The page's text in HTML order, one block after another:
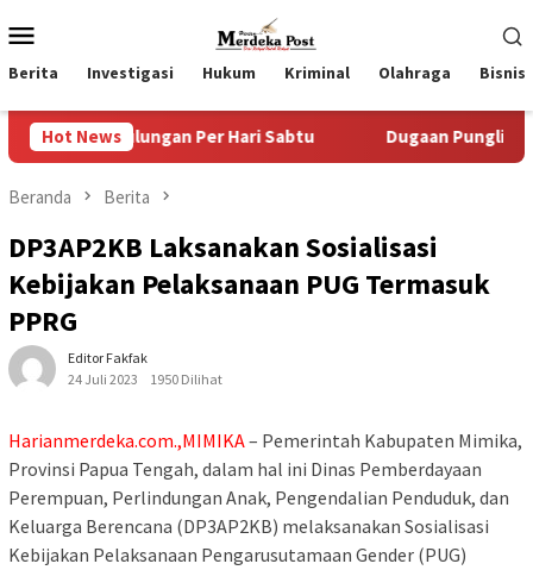
ke
kontenMobile
Berita Investigasi Hukum Kriminal Olahraga Bisnis
Hot News
Per Hari Sabtu Dugaan Pungli SKAB di BPRD
Beranda Berita
DP3AP2KB Laksanakan Sosialisasi
Kebijakan Pelaksanaan PUG Termasuk
PPRG
Editor Fakfak
24 Juli 2023
1950 Dilihat
Harianmerdeka.com.,MIMIKA– Pemerintah Kabupaten Mimika,
Provinsi Papua Tengah, dalam hal ini Dinas Pemberdayaan
Perempuan, Perlindungan Anak, Pengendalian Penduduk, dan
Keluarga Berencana (DP3AP2KB) melaksanakan Sosialisasi
Kebijakan Pelaksanaan Pengarusutamaan Gender (PUG)